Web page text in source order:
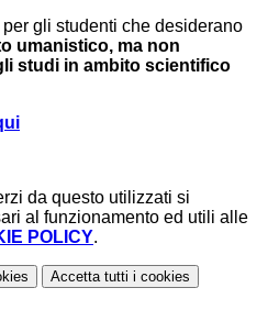
gli studenti che desiderano
umanistico, ma non
studi in ambito scientifico
da questo utilizzati si
al funzionamento ed utili alle
POLICY.
Accetta tutti i cookies